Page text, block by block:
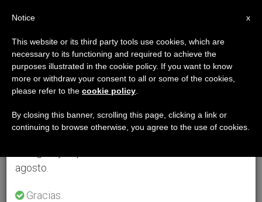
×
Aviso importante
Del 27 de julio al 7 de agosto haremos la pausa
anual, aprovechando que en el periodo de verano
se generan menos informaciones y también el
agosto.
Gracias.
x
Notice
This website or its third party tools use cookies, which are
necessary to its functioning and required to achieve the
purposes illustrated in the cookie policy. If you want to know
more or withdraw your consent to all or some of the cookies,
please refer to the cookie policy
By closing this banner, scrolling this page, clicking a link or
continuing to browse otherwise, you agree to the use of cookies.